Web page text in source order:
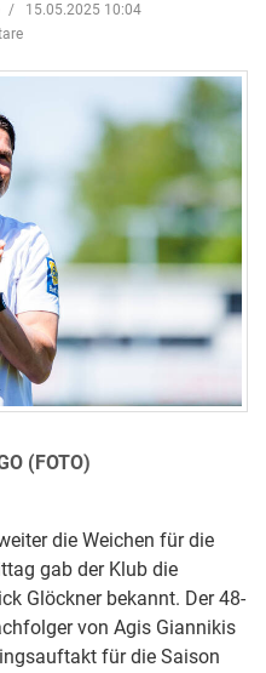
15.05.2025 10:04
(FOTO)
die Weichen für die
gab der Klub die
Glöckner bekannt. Der 48-
von Agis Giannikis
für die Saison